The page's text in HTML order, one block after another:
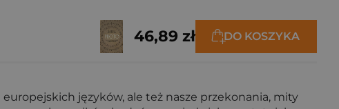
46,89 zł DO KOSZYKA
języków, ale też nasze przekonania, mity